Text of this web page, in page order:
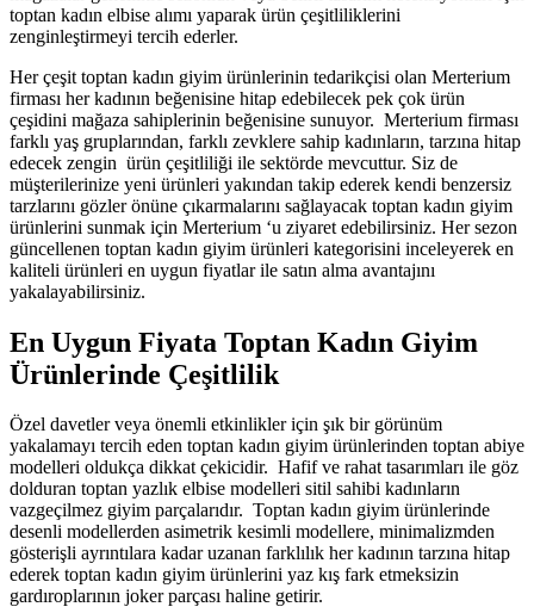
toptan kadın elbise alımı yaparak ürün çeşitliliklerini
zenginleştirmeyi tercih ederler.
Her çeşit toptan kadın giyim ürünlerinin tedarikçisi olan Merterium
firması her kadının beğenisine hitap edebilecek pek çok ürün
çeşidini mağaza sahiplerinin beğenisine sunuyor. Merterium firması
farklı yaş gruplarından, farklı zevklere sahip kadınların, tarzına hitap
edecek zengin ürün çeşitliliği ile sektörde mevcuttur. Siz de
müşterilerinize yeni ürünleri yakından takip ederek kendi benzersiz
tarzlarını gözler önüne çıkarmalarını sağlayacak toptan kadın giyim
ürünlerini sunmak için Merterium ‘u ziyaret edebilirsiniz. Her sezon
güncellenen toptan kadın giyim ürünleri kategorisini inceleyerek en
kaliteli ürünleri en uygun fiyatlar ile satın alma avantajını
yakalayabilirsiniz.
En Uygun Fiyata Toptan Kadın Giyim
Ürünlerinde Çeşitlilik
Özel davetler veya önemli etkinlikler için şık bir görünüm
yakalamayı tercih eden toptan kadın giyim ürünlerinden toptan abiye
modelleri oldukça dikkat çekicidir. Hafif ve rahat tasarımları ile göz
dolduran toptan yazlık elbise modelleri sitil sahibi kadınların
vazgeçilmez giyim parçalarıdır. Toptan kadın giyim ürünlerinde
desenli modellerden asimetrik kesimli modellere, minimalizmden
gösterişli ayrıntılara kadar uzanan farklılık her kadının tarzına hitap
ederek toptan kadın giyim ürünlerini yaz kış fark etmeksizin
gardıroplarının joker parçası haline getirir.